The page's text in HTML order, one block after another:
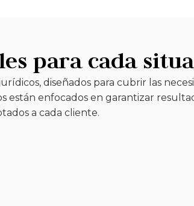
para cada
diseñados para cubrir las
están enfocados en garantizar
a cada cliente.